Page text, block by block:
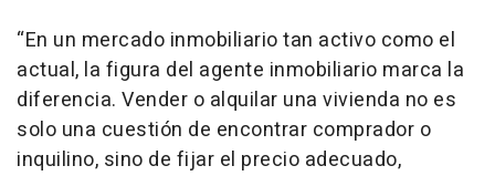
“En un mercado inmobiliario tan activo como el
actual, la figura del agente inmobiliario marca la
diferencia. Vender o alquilar una vivienda no es
solo una cuestión de encontrar comprador o
inquilino, sino de fijar el precio adecuado,